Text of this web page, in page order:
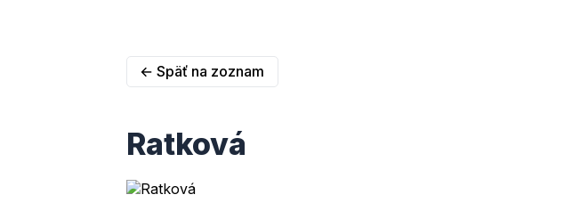
← Späť na zoznam
Ratková